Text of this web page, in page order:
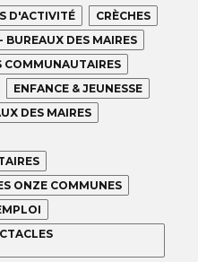
D'ACTIVITÉ
CRÈCHES
BUREAUX DES MAIRES
COMMUNAUTAIRES
ENFANCE & JEUNESSE
DES MAIRES
ONZE COMMUNES